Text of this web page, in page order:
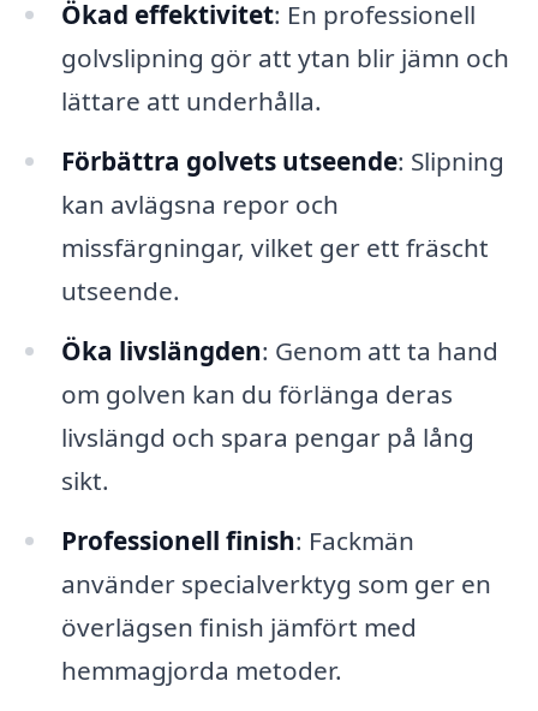
Ökad effektivitet: En professionell
golvslipning gör att ytan blir jämn och
lättare att underhålla.
Förbättra golvets utseende: Slipning
kan avlägsna repor och
missfärgningar, vilket ger ett fräscht
utseende.
Öka livslängden: Genom att ta hand
om golven kan du förlänga deras
livslängd och spara pengar på lång
sikt.
Professionell finish: Fackmän
använder specialverktyg som ger en
överlägsen finish jämfört med
hemmagjorda metoder.